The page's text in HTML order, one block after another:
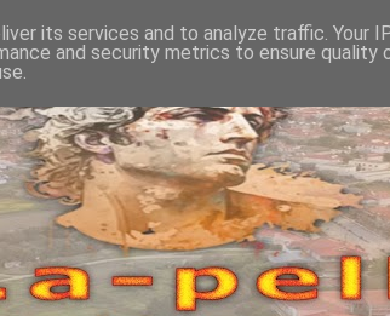
its services and to analyze traffic. Your
and security metrics to ensure quality